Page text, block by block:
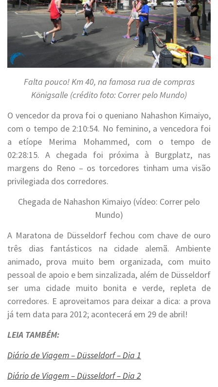
Falta pouco! Km 40, na famosa rua de compras
Königsalle (crédito foto: Correr pelo Mundo)
O vencedor da prova foi o queniano Nahashon Kimaiyo,
com o tempo de 2:10:54. No feminino, a vencedora foi
a etíope Merima Mohammed, com o tempo de
02:28:15. A chegada foi próxima à Burgplatz, nas
margens do Reno – os torcedores tinham uma visão
privilegiada dos corredores.
Chegada de Nahashon Kimaiyo (vídeo: Correr pelo
Mundo)
A Maratona de Düsseldorf fechou com chave de ouro
três dias fantásticos na cidade alemã. Ambiente
animado, prova muito bem organizada, com muito
pessoal de apoio e bem sinzalizada, além de Düsseldorf
ser uma cidade muito bonita e verde, repleta de
corredores. E aproveitamos para deixar a dica: a prova
já tem data para 2012; acontecerá em 29 de abril!
LEIA TAMBÉM:
Diário de Viagem – Düsseldorf – Dia 1
Diário de Viagem – Düsseldorf – Dia 2